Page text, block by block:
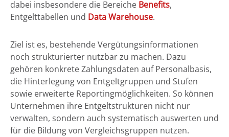
dabei insbesondere die Bereiche Benefits,
Entgelttabellen und Data Warehouse.
Ziel ist es, bestehende Vergütungsinformationen
noch strukturierter nutzbar zu machen. Dazu
gehören konkrete Zahlungsdaten auf Personalbasis,
die Hinterlegung von Entgeltgruppen und Stufen
sowie erweiterte Reportingmöglichkeiten. So können
Unternehmen ihre Entgeltstrukturen nicht nur
verwalten, sondern auch systematisch auswerten und
für die Bildung von Vergleichsgruppen nutzen.